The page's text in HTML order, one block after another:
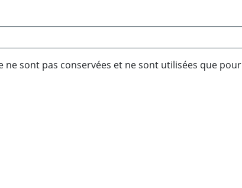
sont pas conservées et ne sont utilisées que pour